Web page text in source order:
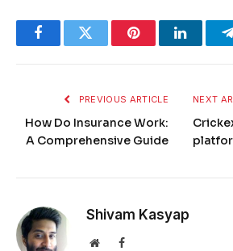
FacebookTwitter PinterestLinkedIn
PREVIOUS ARTICLE
How Do Insurance Work:
A Comprehensive Guide
NEXT
Shivam Kasyap
WebsiteFacebook